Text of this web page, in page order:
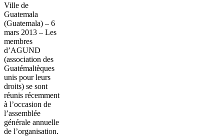
Ville de
Guatemala
(Guatemala) – 6
mars 2013 – Les
membres
d’AGUND
(association des
Guatémaltèques
unis pourleurs
droits) se sont
réunis récemment
à l’occasion de
l’assemblée
générale annuelle
de l’organisation.